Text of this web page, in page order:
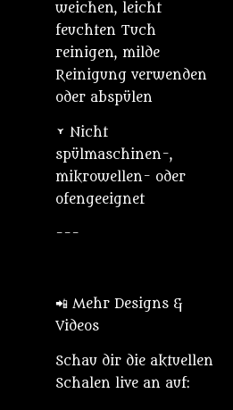
weichen, leicht
feuchten Tuch
reinigen, milde
Reinigung verwenden
oder abspülen
• Nicht
spülmaschinen-,
mikrowellen- oder
ofengeeignet
---
📲 Mehr Designs &
Videos
Schau dir die aktuellen
Schalen live an auf: